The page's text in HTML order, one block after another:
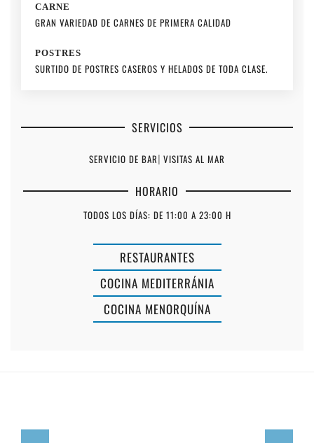
CARNE
GRAN VARIEDAD DE CARNES DE PRIMERA CALIDAD
POSTRES
SURTIDO DE POSTRES CASEROS Y HELADOS DE TODA CLASE.
SERVICIOS
SERVICIO DE BAR| VISITAS AL MAR
HORARIO
TODOS LOS DÍAS: DE 11:00 A 23:00 H
RESTAURANTES
COCINA MEDITERRÁNIA
COCINA MENORQUÍNA